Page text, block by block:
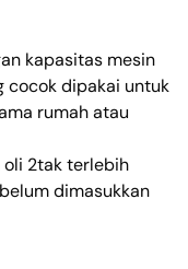
kapasitas mesin
cocok dipakai untuk
rumah atau
oli 2tak terlebih
dimasukkan